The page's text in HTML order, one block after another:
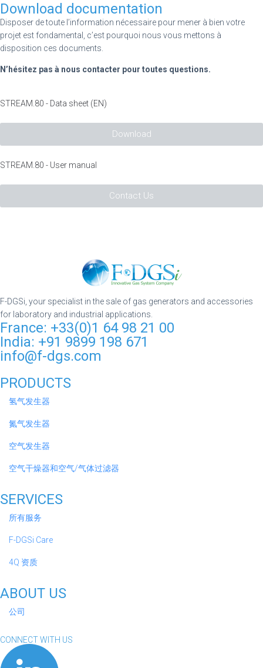
Download documentation
Disposer de toute l’information nécessaire pour mener à bien votre
projet est fondamental, c’est pourquoi nous vous mettons à
disposition ces documents.
N’hésitez pas à nous contacter pour toutes questions.
STREAM.80 - Data sheet (EN)
Download
STREAM.80 - User manual
Contact Us
F-DGSi, your specialist in the sale of gas generators and accessories
for laboratory and industrial applications.
France: +33(0)1 64 98 21 00
India: +91 9899 198 671
info@f-dgs.com
PRODUCTS
氢气发生器
氮气发生器
空气发生器
空气干燥器和空气/气体过滤器
SERVICES
所有服务
F-DGSi Care
4Q 资质
ABOUT US
公司
CONNECT WITH US